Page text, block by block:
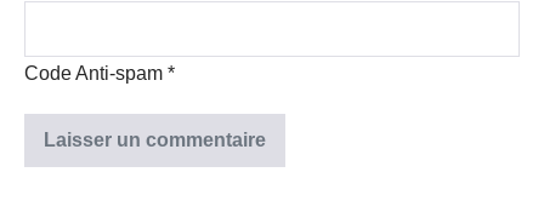
Code Anti-spam *